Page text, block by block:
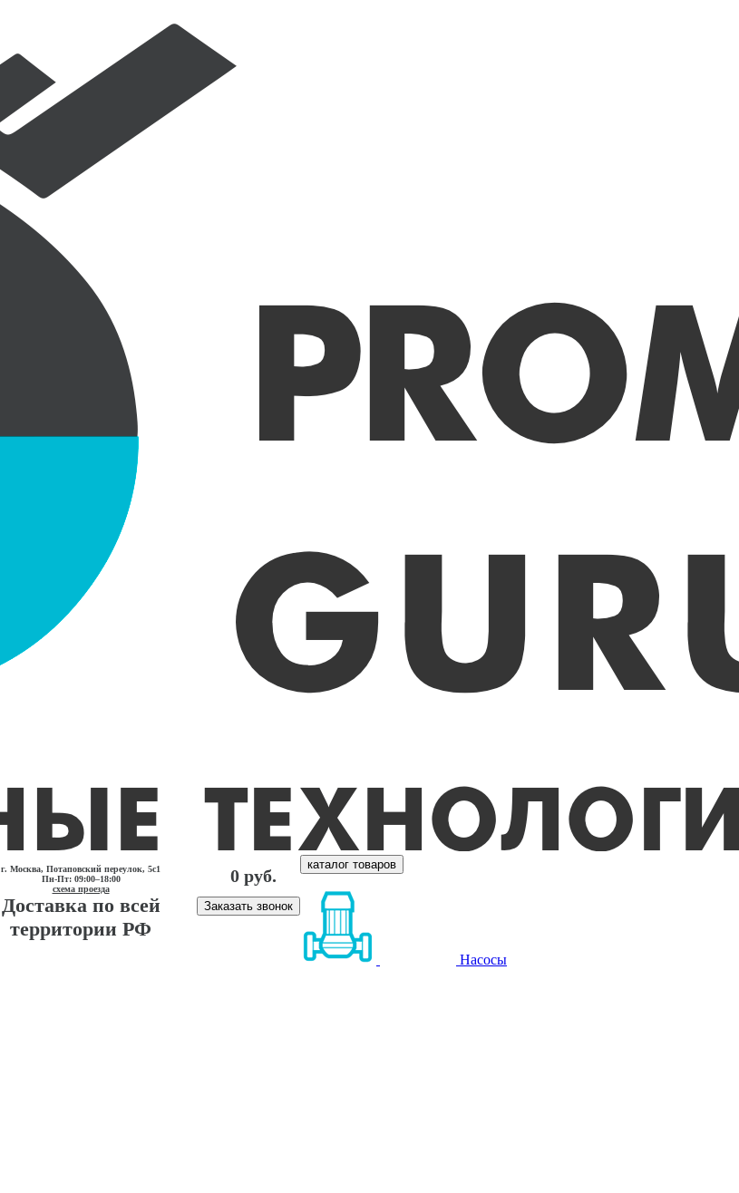
г. Москва, Потаповский переулок, 5с1
Пн-Пт: 09:00–18:00
схема проезда
Доставка по всей
территории РФ
0 руб.
Заказать звонок
каталог товаров
Насосы